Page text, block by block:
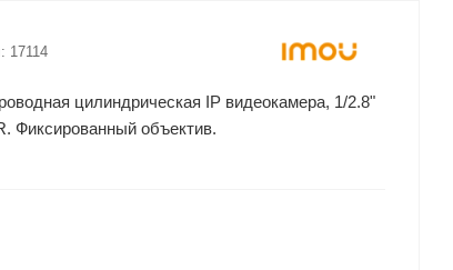
17114
цилиндрическая IP видеокамера, 1/2.8"
Фиксированный объектив.